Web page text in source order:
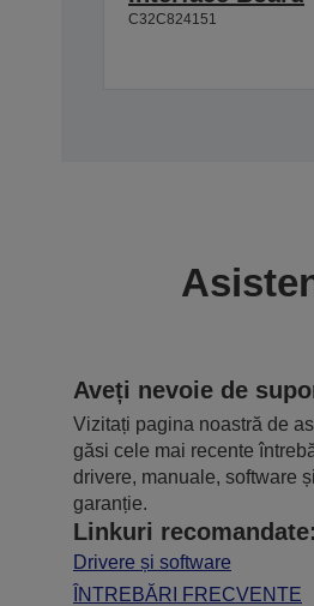
C32C824151
Aveți nevoie de
Vizitați pagina noastră de
găsi cele mai recente
drivere, manuale, software
garanție.
Linkuri recomandate:
Drivere și software
ÎNTREBĂRI FRECVENTE